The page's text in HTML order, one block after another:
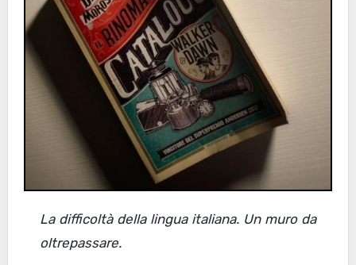
La difficoltà della lingua italiana. Un muro da
oltrepassare.